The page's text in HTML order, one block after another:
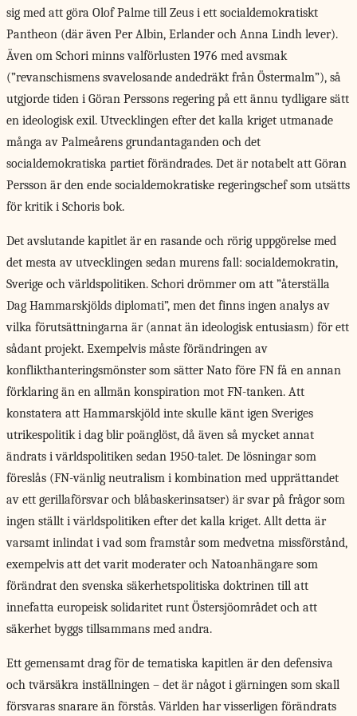
sig med att göra Olof Palme till Zeus i ett socialdemokratiskt
Pantheon (där även Per Albin, Erlander och Anna Lindh lever).
Även om Schori minns valförlusten 1976 med avsmak
(”revanschismens svavelosande andedräkt från Östermalm”), så
utgjorde tiden i Göran Perssons regering på ett ännu tydligare sätt
en ideologisk exil. Utvecklingen efter det kalla kriget utmanade
många av Palmeårens grundantaganden och det
socialdemokratiska partiet förändrades. Det är notabelt att Göran
Persson är den ende socialdemokratiske regeringschef som utsätts
för kritik i Schoris bok.
Det avslutande kapitlet är en rasande och rörig uppgörelse med
det mesta av utvecklingen sedan murens fall: socialdemokratin,
Sverige och världspolitiken. Schori drömmer om att ”återställa
Dag Hammarskjölds diplomati”, men det finns ingen analys av
vilka förutsättningarna är (annat än ideologisk entusiasm) för ett
sådant projekt. Exempelvis måste förändringen av
konflikthanteringsmönster som sätter Nato före FN få en annan
förklaring än en allmän konspiration mot FN-tanken. Att
konstatera att Hammarskjöld inte skulle känt igen Sveriges
utrikespolitik i dag blir poänglöst, då även så mycket annat
ändrats i världspolitiken sedan 1950-talet. De lösningar som
föreslås (FN-vänlig neutralism i kombination med upprättandet
av ett gerillaförsvar och blåbaskerinsatser) är svar på frågor som
ingen ställt i världspolitiken efter det kalla kriget. Allt detta är
varsamt inlindat i vad som framstår som medvetna missförstånd,
exempelvis att det varit moderater och Natoanhängare som
förändrat den svenska säkerhetspolitiska doktrinen till att
innefatta europeisk solidaritet runt Östersjöområdet och att
säkerhet byggs tillsammans med andra.
Ett gemensamt drag för de tematiska kapitlen är den defensiva
och tvärsäkra inställningen – det är något i gärningen som skall
försvaras snarare än förstås. Världen har visserligen förändrats